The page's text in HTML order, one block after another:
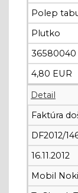
Polep
Plutko
36580040
4,80 EUR
Detail
Faktúra
DF2012/
16.11.2012
Mobil